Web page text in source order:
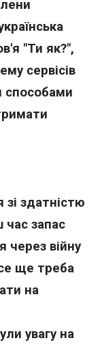
"Ти як?",
сервісів
способами
здатністю
запас
через війну
ще треба
на
увагу на